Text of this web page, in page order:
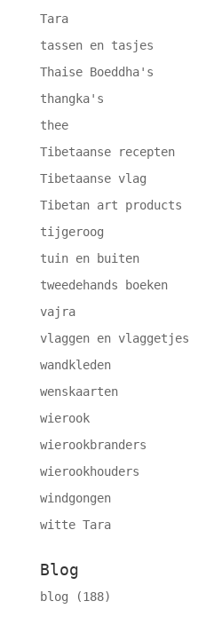
Tara
tassen en tasjes
Thaise Boeddha's
thangka's
thee
Tibetaanse recepten
Tibetaanse vlag
Tibetan art products
tijgeroog
tuin en buiten
tweedehands boeken
vajra
vlaggen en vlaggetjes
wandkleden
wenskaarten
wierook
wierookbranders
wierookhouders
windgongen
witte Tara
Blog
blog (188)